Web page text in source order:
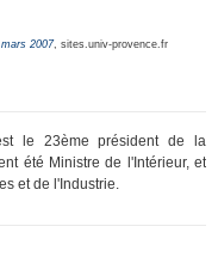
2007, sites.univ-provence.fr
le 23ème président de la
été Ministre de l'Intérieur, et
et de l'Industrie.